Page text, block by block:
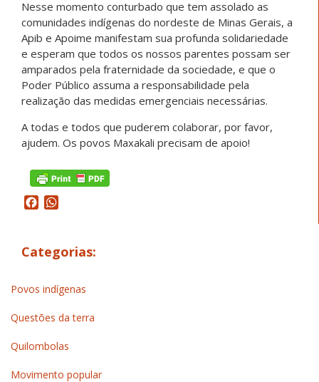
Nesse momento conturbado que tem assolado as
comunidades indígenas do nordeste de Minas Gerais, a
Apib e Apoime manifestam sua profunda solidariedade
e esperam que todos os nossos parentes possam ser
amparados pela fraternidade da sociedade, e que o
Poder Público assuma a responsabilidade pela
realização das medidas emergenciais necessárias.
A todas e todos que puderem colaborar, por favor,
ajudem. Os povos Maxakali precisam de apoio!
Facebook
Categorias:
Povos indígenas
Questões da terra
Quilombolas
Movimento popular